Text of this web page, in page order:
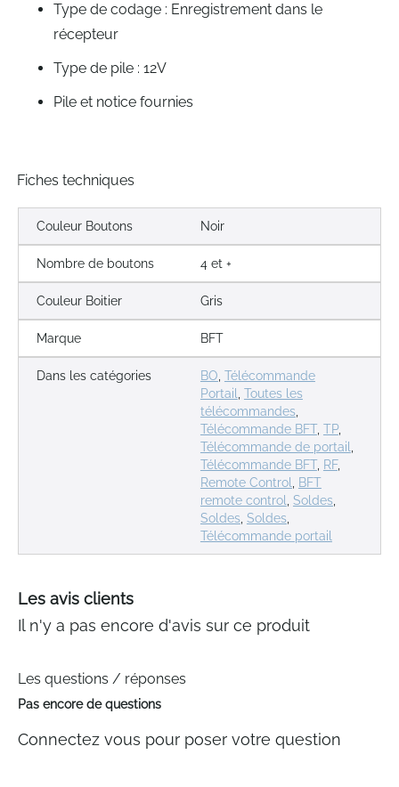
Type de codage : Enregistrement dans le
récepteur
Type de pile : 12V
Pile et notice fournies
Fiches techniques
Couleur Boutons Noir
Nombre de boutons 4 et +
Couleur Boitier Gris
Marque BFT
Dans les catégories BO, Télécommande
Portail, Toutes les
télécommandes,
Télécommande BFT, TP,
Télécommande de portail,
Télécommande BFT, RF,
Remote Control, BFT
remote control, Soldes,
Soldes, Soldes,
Télécommande portail
Les avis clients
Il n'y a pas encore d'avis sur ce produit
Les questions / réponses
Pas encore de questions
Connectez vous pour poser votre question